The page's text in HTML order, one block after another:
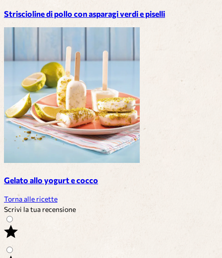
Striscioline di pollo con asparagi verdi e piselli
Gelato allo yogurt e cocco
Torna alle ricette
Scrivi la tua recensione